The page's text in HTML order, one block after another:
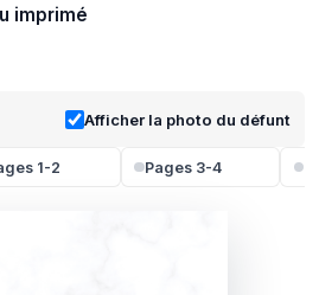
imprimé
Afficher la photo du défunt
1-2 Pages 3-4